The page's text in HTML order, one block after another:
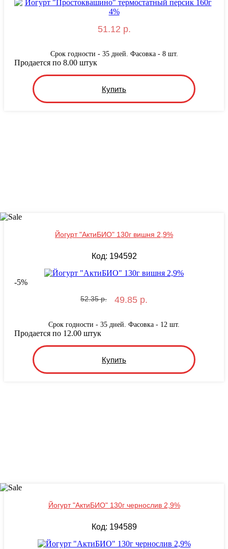
51.12 р.
Срок годности - 35 дней. Фасовка - 8 шт.
Купить
Продается по 8.00 штук
Йогурт "АктиБИО" 130г вишня 2,9%
Код: 194592
-5%
52.35 р. 49.85 р.
Срок годности - 35 дней. Фасовка - 12 шт.
Купить
Продается по 12.00 штук
Йогурт "АктиБИО" 130г чернослив 2,9%
Код: 194589